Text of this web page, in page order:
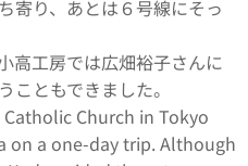
寄り、あとは６号線にそっ
高工房では広畑裕子さんに
こともできました。
Church in Tokyo
on a one-day trip. Although